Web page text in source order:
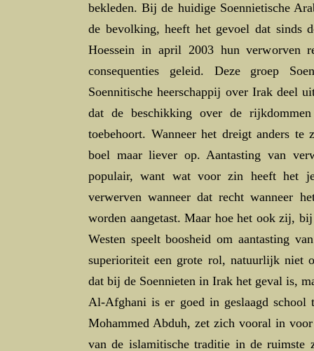
bekleden. Bij de huidige Soennietische
de bevolking, heeft het gevoel dat sinds
Hoessein in april 2003 hun verworven
consequenties geleid. Deze groep
Soennitische heerschappij over Irak deel
dat de beschikking over de
toebehoort. Wanneer het dreigt anders
boel maar liever op. Aantasting van
populair, want wat voor zin heeft het
verwerven wanneer dat recht wanneer
worden aangetast. Maar hoe het ook zij,
Westen speelt boosheid om aantasting
superioriteit een grote rol, natuurlijk niet
dat bij de Soennieten in Irak het geval is,
Al-Afghani is er goed in geslaagd school
Mohammed Abduh, zet zich vooral in
van de islamitische traditie in de